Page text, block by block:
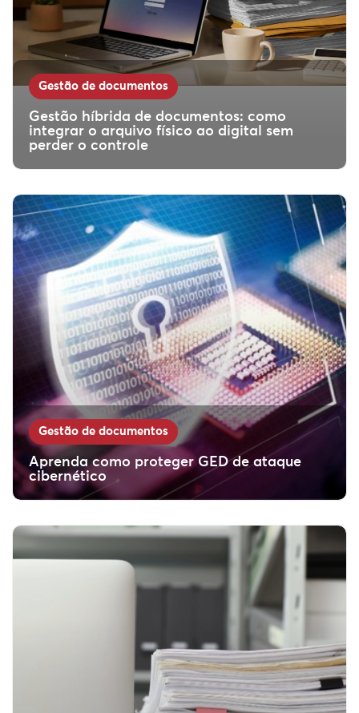
Gestão de documentos
Gestão híbrida de documentos: como
integrar o arquivo físico ao digital sem
perder o controle
Gestão de documentos
Aprenda como proteger GED de ataque
cibernético